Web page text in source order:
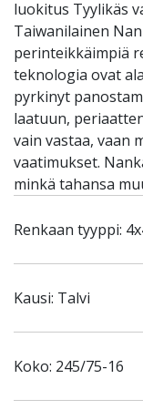
luokitus Tyylikäs
Taiwanilainen
perinteikkäimpiä
teknologia ovat
pyrkinyt
laatuun,
vain vastaa, vaan
vaatimukset.
minkä tahansa
Renkaan tyyppi:
Kausi: Talvi
Koko: 245/75-16